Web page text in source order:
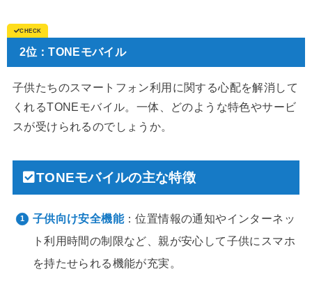
2位：TONEモバイル
子供たちのスマートフォン利用に関する心配を解消して
くれるTONEモバイル。一体、どのような特色やサービ
スが受けられるのでしょうか。
TONEモバイルの主な特徴
子供向け安全機能：位置情報の通知やインターネッ
ト利用時間の制限など、親が安心して子供にスマホ
を持たせられる機能が充実。